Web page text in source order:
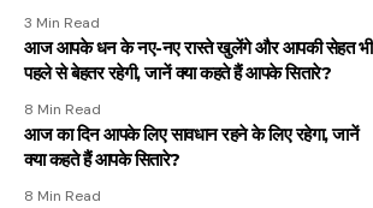
3 Min Read
आज आपके धन के नए-नए रास्ते खुलेंगे और आपकी सेहत भी
पहले से बेहतर रहेगी, जानें क्या कहते हैं आपके सितारे?
8 Min Read
आज का दिन आपके लिए सावधान रहने के लिए रहेगा, जानें
क्या कहते हैं आपके सितारे?
8 Min Read